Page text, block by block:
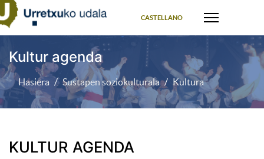
CASTELLANO
Kultur agenda
Hasiera Sustapen soziokulturala Kultura
KULTUR AGENDA